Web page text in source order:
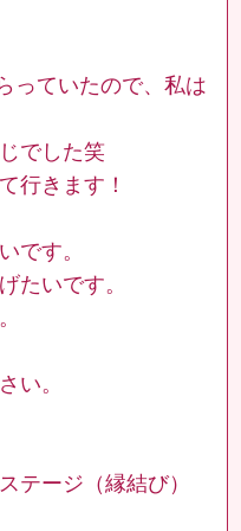
っていたので、私は
でした笑
行きます！
です。
たいです。
い。
テージ（縁結び）